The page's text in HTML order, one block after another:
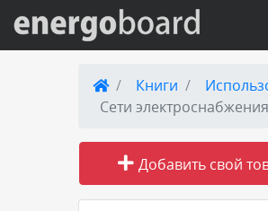
Вход на сайт
Публикации
Книги
Сети
Добавить свой